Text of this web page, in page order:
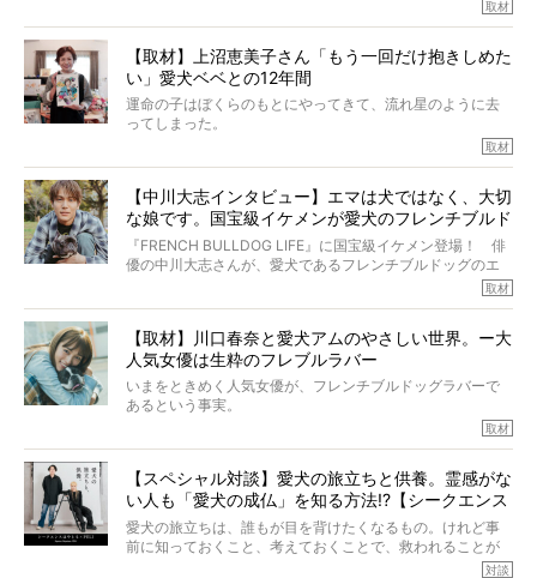
解をしているつもりです。「発症から1年生存すれば素晴ら
ところが、フレンチブルドッグの桃太郎は9歳で脳腫瘍を発
症し、なんと4年7ヶ月間も生き抜いたのです。旅立ったと
きの年齢は13歳と11ヶ月、レジェンド級のレジェンドでし
た。さらには、治療後3年間は一度も発作が起きなかったと
いいます。
この事実はフレンチブルドッグだけでなく、脳腫瘍と闘う
多くの犬たちに勇気と希望を与えるに違いありません。桃
太郎のオーナーである佐藤さんご夫婦に、治療の選択やケ
アについて詳しくお話しをうかがいました。
取材
【取材】上沼恵美子さん「もう一回だけ抱きしめた
い」愛犬ベベとの12年間
運命の子はぼくらのもとにやってきて、流れ星のように去
ってしまった。
けれども、ぼくらはそのことについて考えたいし、泣き出
り添いたいと思う。
その悲しみをいますぐ解消することはできないが、話をき
いて、泣いたり笑ったりするのもいいだろう。
こんな子だった、こんなにいい子だった、ほんとうに愛し
ていたと。
ぼくらは上沼恵美子さんのご自宅へ伺って、お話をきこう
と思った。
取材
【中川大志インタビュー】エマは犬ではなく、大切
な娘です。国宝級イケメンが愛犬のフレンチブルド
ッグと一緒に登場
『FRENCH BULLDOG LIFE』に国宝級イケメン登場！ 俳
優の中川大志さんが、愛犬であるフレンチブルドッグのエ
マちゃん（2歳の女の子）にメロメロとの情報を聞きつけ、
中川さんを直撃。そのフレブル愛をたっぷり語っていただ
カエピソードが次から次へと飛び出しました。
取材
【取材】川口春奈と愛犬アムのやさしい世界。ー大
人気女優は生粋のフレブルラバー
いまをときめく人気女優が、フレンチブルドッグラバーで
あるという事実。
とりを目の当たりにするほどに、そのフレンチブルドッグ
愛がわたしたちのそれとまったく同じであることに、なん
だかうれしくなってしまったのでした。
春奈さんとアムちゃんのすてきな暮らしを、BUHI編集長の
小西がいつくしみながら、切り取らせていただきます。
取材
【スペシャル対談】愛犬の旅立ちと供養。霊感がな
い人も「愛犬の成仏」を知る方法!?【シークエンス
はやとも×PELI】
愛犬の旅立ちは、誰もが目を背けたくなるもの。けれど事
前に知っておくこと、考えておくことで、救われることが
対談